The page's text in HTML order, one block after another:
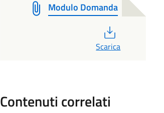
Modulo Domanda
Scarica
Contenuti correlati